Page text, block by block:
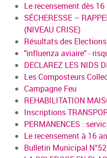
Le recensement dès 16
SÉCHERESSE –
(NIVEAU CRISE)
Résultats des
"influenza aviaire" -
DECLAREZ LES NIDS
Les Composteurs
Campagne Feu
REHABILITATION
Inscriptions
PERMANENCES :
Le recensement à 16
Bulletin Municipal